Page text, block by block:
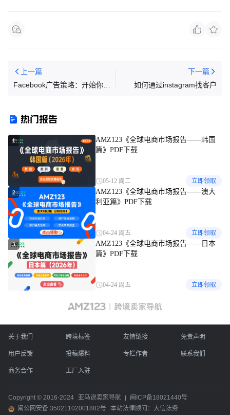
上一篇
Facebook广告策略：开始你的
下一篇
如何通过instagram找客户
热门报告
1
AMZ123《全球电商市场报告——韩国
篇》PDF下载
05-12 周二 立即领取
2
AMZ123《全球电商市场报告——澳大
利亚篇》PDF下载
04-24 周五 立即领取
3
AMZ123《全球电商市场报告——日本
篇》PDF下载
04-24 周五 立即领取
关于我们 跨境标签 友情链接 免责声明
用户反馈 投稿爆料 专栏作者 联系我们
商务合作 工厂入驻
Copyright © 2016-2024 亚马逊卖家导航
闽ICP备18021440号
闽公网安备 35021102001882号
本站法律顾问：大信法务